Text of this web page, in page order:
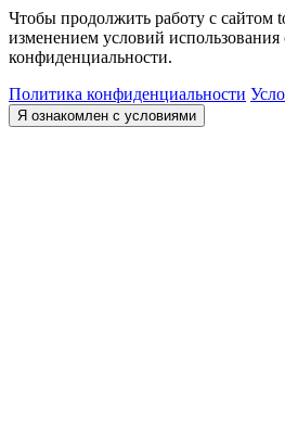
Чтобы продолжить работу с сайтом
изменением условий использования
конфиденциальности.
Политика конфиденциальности
Я ознакомлен с условиями